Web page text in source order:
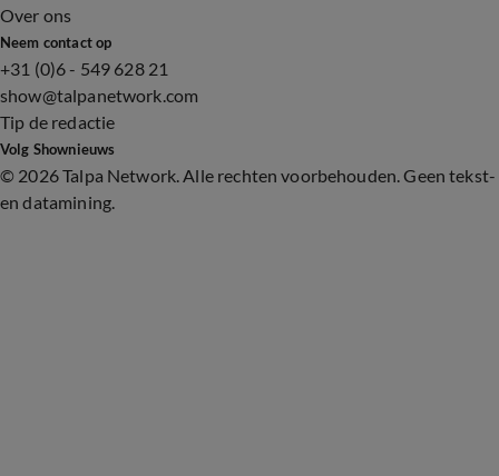
Over ons
Neem contact op
+31 (0)6 - 549 628 21
show@talpanetwork.com
Tip de redactie
Volg Shownieuws
© 2026 Talpa Network. Alle rechten voorbehouden. Geen tekst-
en datamining.